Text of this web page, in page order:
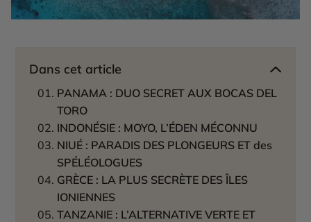
Dans cet article
PANAMA : DUO SECRET AUX BOCAS DEL
TORO
INDONÉSIE : MOYO, L’ÉDEN MÉCONNU
NIUÉ : PARADIS DES PLONGEURS ET des
SPÉLÉOLOGUES
GRÈCE : LA PLUS SECRÈTE DES ÎLES
IONIENNES
TANZANIE : L’ALTERNATIVE VERTE ET